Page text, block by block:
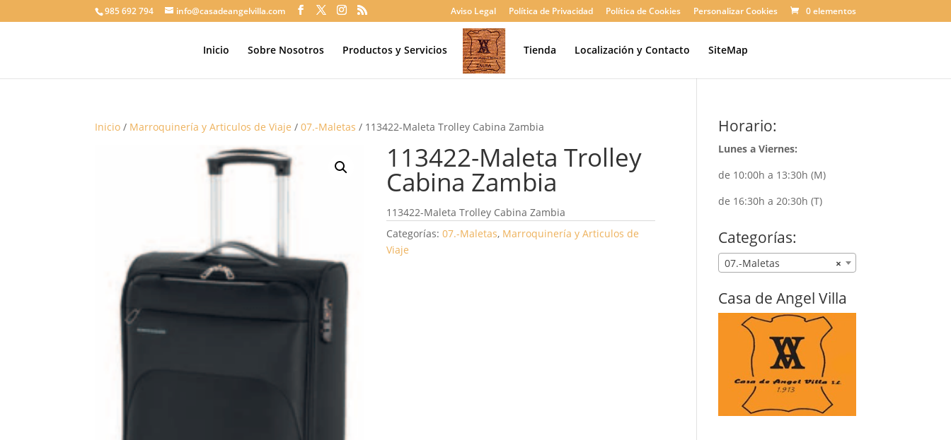
985 692 794 info@casadeangelvilla.com Aviso Legal Política de Privacidad Política de Cookies Personalizar Cookies 0 elementos
Inicio Sobre Nosotros Productos y Servicios Tienda Localización y Contacto SiteMap
Inicio / Marroquinería y Articulos de Viaje /07.-Maletas / 113422-Maleta Trolley Cabina Zambia
113422-Maleta Trolley
Cabina Zambia
113422-Maleta Trolley Cabina Zambia
Categorías:07.-Maletas, Marroquinería y Articulos de
Viaje
Horario:
Lunes a Viernes:
de 10:00h a 13:30h (M)
de 16:30h a 20:30h (T)
Categorías:
×
07.-Maletas
Casa de Angel Villa